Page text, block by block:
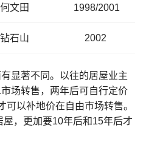
何文田 1998/2001
钻石山 2002
显著不同。以往的居屋业主
场转售，两年后可自行定价
以补地价在自由市场转售。
，更加要10年后和15年后才